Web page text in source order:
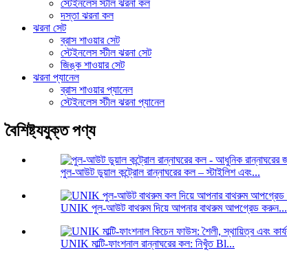
স্টেইনলেস স্টীল ঝরনা কল
দস্তা ঝরনা কল
ঝরনা সেট
ব্রাস শাওয়ার সেট
স্টেইনলেস স্টীল ঝরনা সেট
জিঙ্ক শাওয়ার সেট
ঝরনা প্যানেল
ব্রাস শাওয়ার প্যানেল
স্টেইনলেস স্টীল ঝরনা প্যানেল
বৈশিষ্ট্যযুক্ত পণ্য
পুল-আউট ডুয়াল কন্ট্রোল রান্নাঘরের কল – স্টাইলিশ এবং...
UNIK পুল-আউট বাথরুম দিয়ে আপনার বাথরুম আপগ্রেড করুন...
UNIK মাল্টি-ফাংশনাল রান্নাঘরের কল: নিখুঁত Bl...